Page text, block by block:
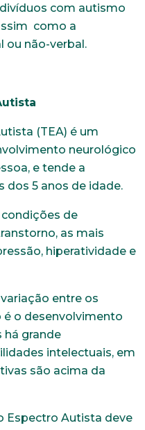
com autismo
como a
ou não-verbal.
(TEA) é um
neurológico
e tende a
dos 5 anos de idade.
de
as mais
hiperatividade e
entre os
o desenvolvimento
há grande
intelectuais, em
são acima da
Espectro Autista deve